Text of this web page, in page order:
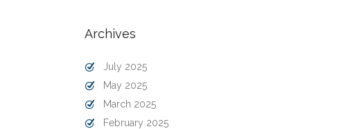
Archives
July 2025
May 2025
March 2025
February 2025